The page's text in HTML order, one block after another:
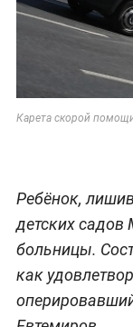
Карета скорой
Ребёнок,
детских
больницы.
как